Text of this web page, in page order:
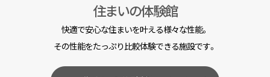
住まいの体験館
快適で安心な住まいを叶える様々な性能。
その性能をたっぷり比較体験できる施設です。